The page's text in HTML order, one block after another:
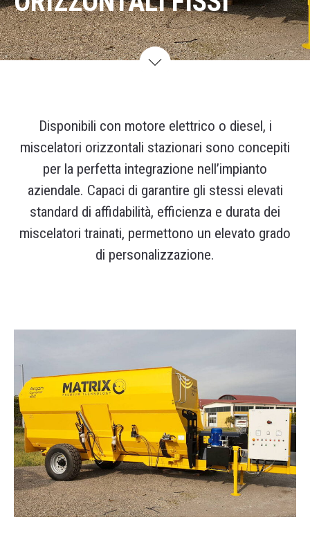
Disponibili con motore elettrico o diesel, i
miscelatori orizzontali stazionari sono concepiti
per la perfetta integrazione nell’impianto
aziendale. Capaci di garantire gli stessi elevati
standard di affidabilità, efficienza e durata dei
miscelatori trainati, permettono un elevato grado
di personalizzazione.